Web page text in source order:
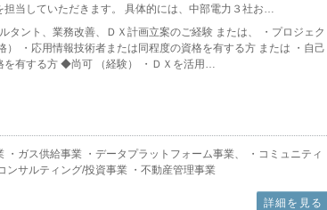
担当していただきます。 具体的には、中部電力３社お…
タント、業務改善、ＤＸ計画立案のご経験 または、 ・プロジェク
） ・応用情報技術者または同程度の資格を有する方 または ・自己
を有する方 ◆尚可 （経験） ・ＤＸを活用…
・ガス供給事業 ・データプラットフォーム事業、 ・コミュニティ
ンサルティング/投資事業 ・不動産管理事業
詳細を見る